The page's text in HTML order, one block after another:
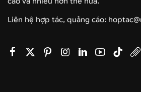
Liên hệ hợp tác, quảng cáo: